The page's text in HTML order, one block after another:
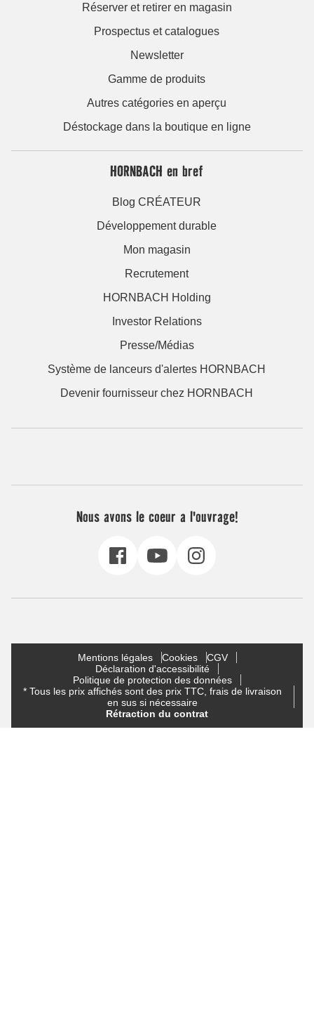
Réserver et retirer en magasin
Prospectus et catalogues
Newsletter
Gamme de produits
Autres catégories en aperçu
Déstockage dans la boutique en ligne
HORNBACH en bref
Blog CRÉATEUR
Développement durable
Mon magasin
Recrutement
HORNBACH Holding
Investor Relations
Presse/Médias
Système de lanceurs d'alertes HORNBACH
Devenir fournisseur chez HORNBACH
Nous avons le coeur a l'ouvrage!
Mentions légales Cookies
CGV
Déclaration d'accessibilité
Politique de protection des données
* Tous les prix affichés sont des prix TTC, frais de livraison
en sus si nécessaire
Rétraction du contrat